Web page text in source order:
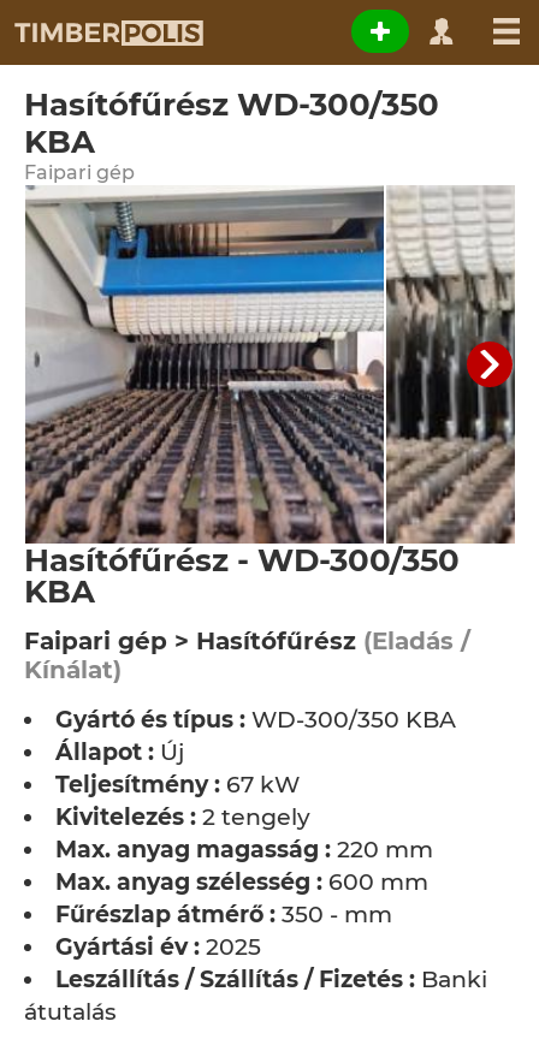
Hasítófűrész WD-300/350
KBA
Faipari gép
Hasítófűrész - WD-300/350
KBA
Faipari gép > Hasítófűrész (Eladás /
Kínálat)
Gyártó és típus : WD-300/350 KBA
Állapot : Új
Teljesítmény : 67 kW
Kivitelezés : 2 tengely
Max. anyag magasság : 220 mm
Max. anyag szélesség : 600 mm
Fűrészlap átmérő : 350 - mm
Gyártási év : 2025
Leszállítás / Szállítás / Fizetés : Banki
átutalás